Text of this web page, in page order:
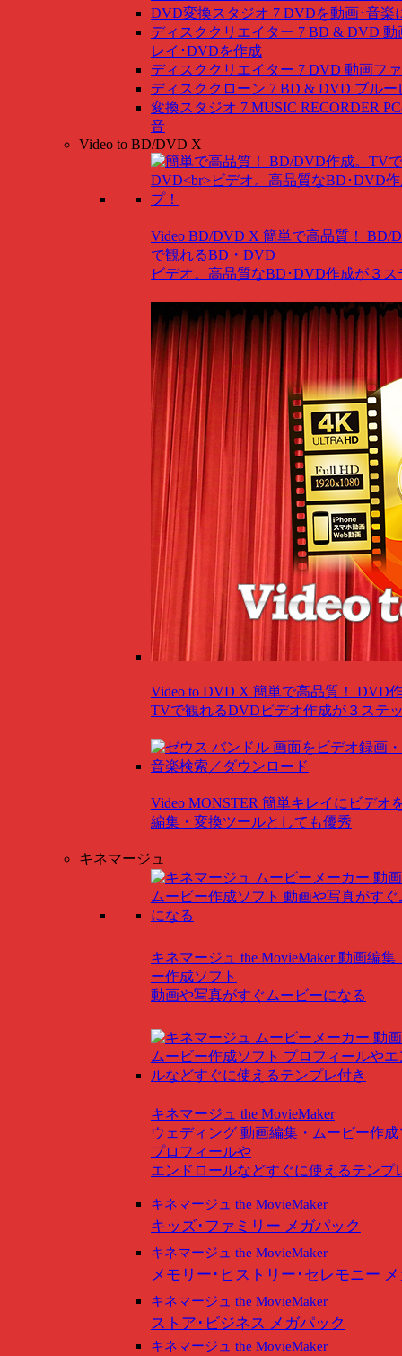
DVD変換スタジオ 7 DVDを動画･音楽
ディスククリエイター 7 BD & DVD 動
レイ･DVDを作成
ディスククリエイター 7 DVD 動画フ
ディスククローン 7 BD & DVD ブルー
変換スタジオ 7 MUSIC RECORDER
音
Video to BD/DVD X
Video BD/DVD X 簡単で高品質！ BD/
で観れるBD・DVD
ビデオ。高品質なBD･DVD作成が３ス
Video to DVD X 簡単で高品質！ DVD
TVで観れるDVDビデオ作成が３ステ
Video MONSTER 簡単キレイにビデオ
編集・変換ツールとしても優秀
キネマージュ
キネマージュ the MovieMaker 動画編集
ー作成ソフト
動画や写真がすぐムービーになる
キネマージュ the MovieMaker
ウェディング 動画編集・ムービー作成
プロフィールや
エンドロールなどすぐに使えるテンプ
キネマージュ the MovieMaker
キッズ･ファミリー メガパック
キネマージュ the MovieMaker
メモリー･ヒストリー･セレモニー
キネマージュ the MovieMaker
ストア･ビジネス メガパック
キネマージュ the MovieMaker